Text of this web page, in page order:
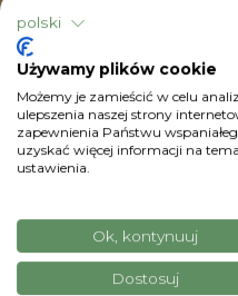
polski
Używamy plików cookie
Możemy je zamieścić w celu
ulepszenia naszej strony
zapewnienia Państwu
uzyskać więcej informacji na
ustawienia.
Ok, kontynuuj
Dostosuj